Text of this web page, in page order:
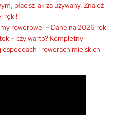
płacisz jak za używany. Znajdź
ręki!
rowerowej – Dane na 2026 rok
– czy warto? Kompletny
i rowerach miejskich